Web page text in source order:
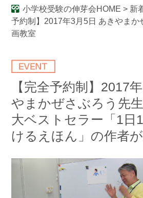
小学校受験の伸芽会HOME > 新
予約制】2017年3月5日 あきやまか
画教室
【完全予約制】2017
やまかぜさぶろう先
大ベストセラー「1日
けるえほん」の作者が